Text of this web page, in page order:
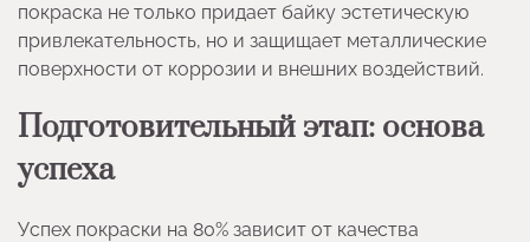
покраска не только придает байку эстетическую
привлекательность, но и защищает металлические
поверхности от коррозии и внешних воздействий.
Подготовительный этап: основа
успеха
Успех покраски на 80% зависит от качества